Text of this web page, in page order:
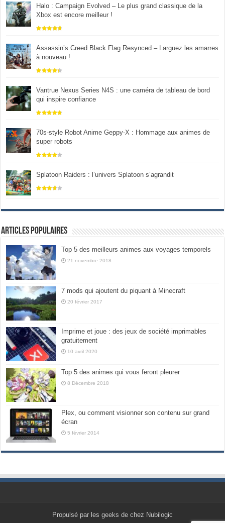
Halo : Campaign Evolved – Le plus grand classique de la
Xbox est encore meilleur !
Assassin’s Creed Black Flag Resynced – Larguez les amarres
à nouveau !
Vantrue Nexus Series N4S : une caméra de tableau de bord
qui inspire confiance
70s-style Robot Anime Geppy-X : Hommage aux animes de
super robots
Splatoon Raiders : l’univers Splatoon s’agrandit
Articles populaires
Top 5 des meilleurs animes aux voyages temporels
21 novembre 2018
7 mods qui ajoutent du piquant à Minecraft
20 février 2017
Imprime et joue : des jeux de société imprimables
gratuitement
10 avril 2020
Top 5 des animes qui vous feront pleurer
8 Décembre 2018
Plex, ou comment visionner son contenu sur grand
écran
5 février 2014
Propulsé par les geeks de chez Nubilogic